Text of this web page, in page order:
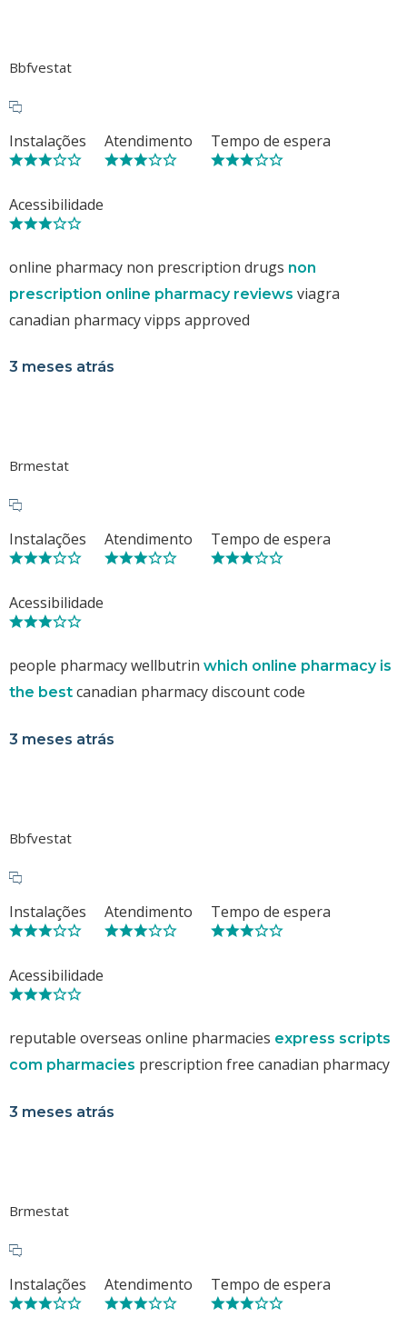
Bbfvestat
Instalações Atendimento Tempo de espera
Acessibilidade
online pharmacy non prescription drugs non
prescription online pharmacy reviews viagra
canadian pharmacy vipps approved
3 meses atrás
Brmestat
Instalações Atendimento Tempo de espera
Acessibilidade
people pharmacy wellbutrin which online pharmacy is
the best canadian pharmacy discount code
3 meses atrás
Bbfvestat
Instalações Atendimento Tempo de espera
Acessibilidade
reputable overseas online pharmacies express scripts
com pharmacies prescription free canadian pharmacy
3 meses atrás
Brmestat
Instalações Atendimento Tempo de espera